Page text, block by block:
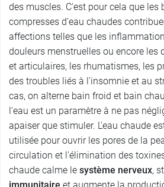
des muscles. C'est pour cela que les
compresses d'eau chaudes
affections telles que les
douleurs menstruelles ou encore les
et articulaires, les rhumatismes, les
des troubles liés à l'insomnie et au
cas, on alterne bain froid et bain
l'eau est un paramètre à ne pas
apaiser que stimuler. L'eau chaude
utilisée pour ouvrir les pores de la
circulation et l'élimination des
chaude calme le système nerveux,